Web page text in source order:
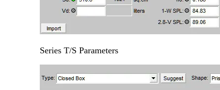
Series T/S Parameters